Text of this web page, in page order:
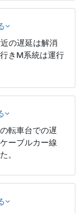
の遅延は解消
きM系統は運行
転車台での遅
ーブルカー線
。